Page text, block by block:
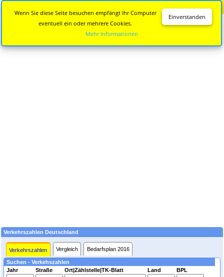
Verkehrszahlen Deutschland
Verkehrszahlen Vergleich Bedarfsplan 2016
Suchen - Verkehszahlen
Jahr
Straße Ort|Zählstelle|TK-Blatt Land BPL
Einverstanden
Wenn Sie diese Seite besuchen empfängt Ihr Computer
eventuell ein oder mehrere Cookies.
Mehr Informationen